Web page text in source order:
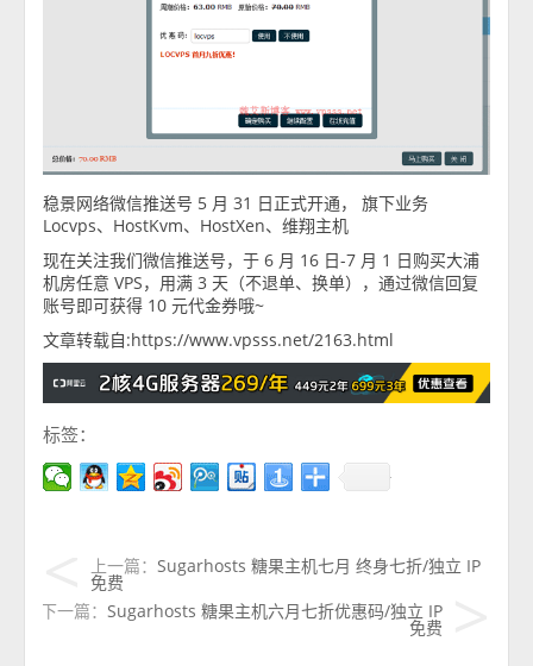
稳景网络微信推送号 5 月 31 日正式开通， 旗下业务
Locvps、HostKvm、HostXen、维翔主机
现在关注我们微信推送号，于 6 月 16 日-7 月 1 日购买大浦
机房任意 VPS，用满 3 天（不退单、换单），通过微信回复
账号即可获得 10 元代金券哦~
文章转载自:https://www.vpsss.net/2163.html
标签：
上一篇： Sugarhosts 糖果主机七月 终身七折/独立 IP
免费
下一篇： Sugarhosts 糖果主机六月七折优惠码/独立 IP
免费